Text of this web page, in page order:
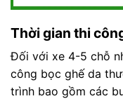
Thời gian thi
Đối với xe 4-5 chỗ
công bọc ghế da
trình bao gồm các